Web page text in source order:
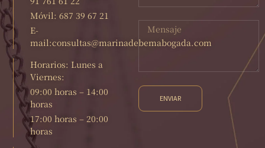
Móvil: 687 39 67 21
E-
mail:consultas@marinadebemabogada.com
Horarios: Lunes a
Viernes:
09:00 horas – 14:00
horas
17:00 horas – 20:00
horas
ENVIAR